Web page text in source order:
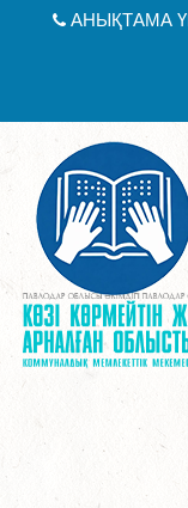
АНЫҚТАМА